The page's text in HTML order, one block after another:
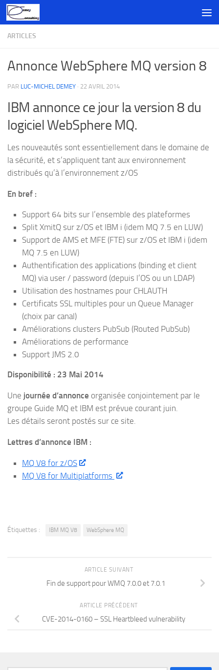
Skip to content
ARTICLES
Annonce WebSphere MQ version 8
PAR LUC-MICHEL DEMEY · 22 AVRIL 2014
IBM annonce ce jour la version 8 du
logiciel WebSphere MQ.
Les nouveautés sont essentiellement dans le domaine de
la sécurité, et s’appliquent tant aux environnement
distribués qu’à l’environnement z/OS
En bref :
Support 64 bits sur l’ensemble des plateformes
Split XmitQ sur z/OS et IBM i (idem MQ 7.5 en LUW)
Support de AMS et MFE (FTE) sur z/OS et IBM i (idem
MQ 7.5 en LUW)
Authentification des applications (binding et client
MQ) via user / password (depuis l’OS ou un LDAP)
Utilisation des hostnames pour CHLAUTH
Certificats SSL multiples pour un Queue Manager
(choix par canal)
Améliorations clusters PubSub (Routed PubSub)
Améliorations de performance
Support JMS 2.0
Disponibilité : 23 Mai 2014
Une journée d’annonce organisée conjointement par le
groupe Guide MQ et IBM est prévue courant juin.
Les détails seront postés sur ce site.
Lettres d’annonce IBM :
MQ V8 for z/OS
MQ V8 for Multiplatforms
Étiquettes : IBM MQ V8 WebSphere MQ
ARTICLE SUIVANT
Fin de support pour WMQ 7.0.0 et 7.0.1
ARTICLE PRÉCÉDENT
CVE-2014-0160 – SSL Heartbleed vulnerability